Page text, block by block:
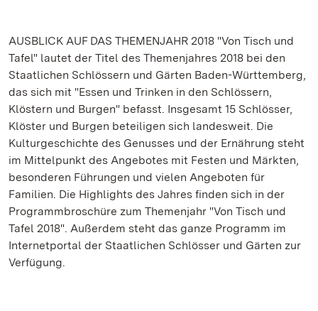
AUSBLICK AUF DAS THEMENJAHR 2018 "Von Tisch und
Tafel" lautet der Titel des Themenjahres 2018 bei den
Staatlichen Schlössern und Gärten Baden-Württemberg,
das sich mit "Essen und Trinken in den Schlössern,
Klöstern und Burgen" befasst. Insgesamt 15 Schlösser,
Klöster und Burgen beteiligen sich landesweit. Die
Kulturgeschichte des Genusses und der Ernährung steht
im Mittelpunkt des Angebotes mit Festen und Märkten,
besonderen Führungen und vielen Angeboten für
Familien. Die Highlights des Jahres finden sich in der
Programmbroschüre zum Themenjahr "Von Tisch und
Tafel 2018". Außerdem steht das ganze Programm im
Internetportal der Staatlichen Schlösser und Gärten zur
Verfügung.